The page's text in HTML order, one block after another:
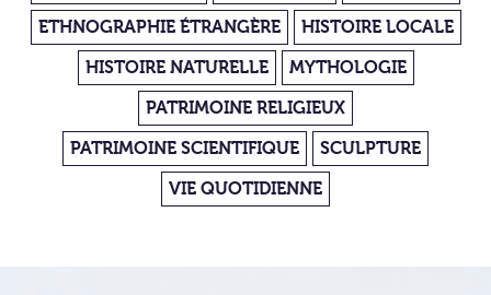
ETHNOGRAPHIE ÉTRANGÈRE HISTOIRE LOCALE
HISTOIRE NATURELLE MYTHOLOGIE
PATRIMOINE RELIGIEUX
PATRIMOINE SCIENTIFIQUE SCULPTURE
VIE QUOTIDIENNE